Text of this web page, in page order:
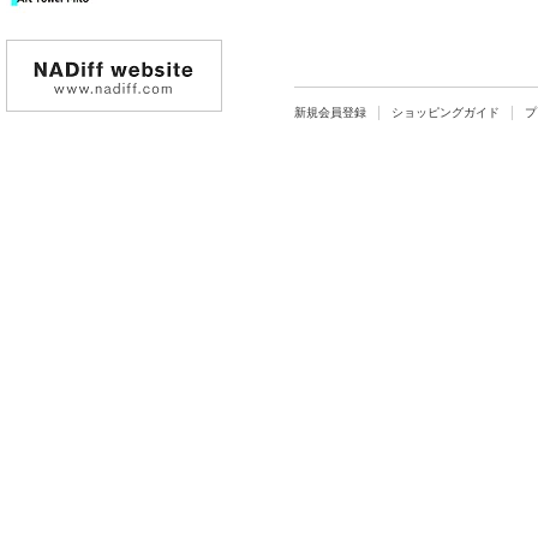
新規会員登録 ショッピングガイド